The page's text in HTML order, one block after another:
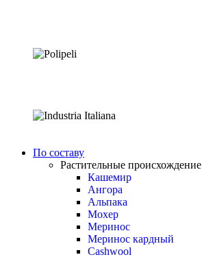
По составу
Растительные происхождение
Кашемир
Ангора
Альпака
Мохер
Меринос
Меринос кардный
Cashwool